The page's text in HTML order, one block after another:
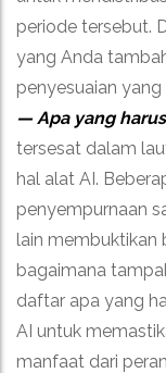
periode tersebut.
yang Anda
penyesuaian
— Apa yang
tersesat dalam
hal alat AI.
penyempurnaan
lain membuktikan
bagaimana
daftar apa yang
AI untuk
manfaat dari